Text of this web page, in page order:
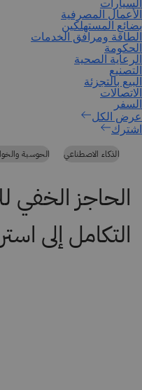
اشترك
الذكاء الاصطناعي الحوسبة
الحاجز الخفي
التكامل إلى